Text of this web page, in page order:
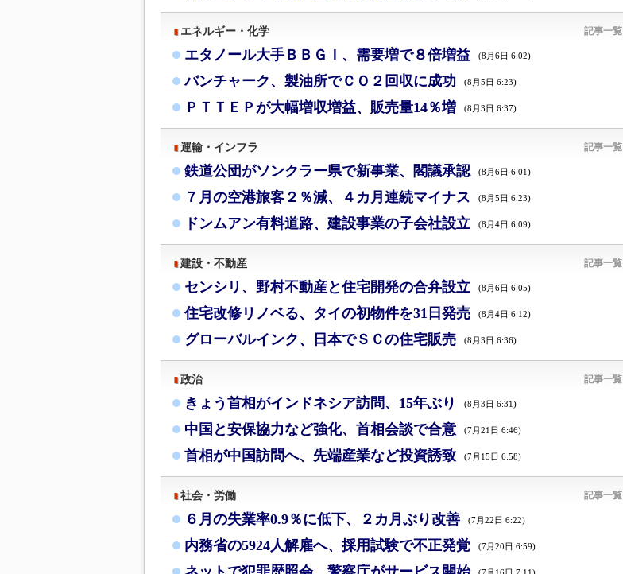
エネルギー・化学 記事一覧
エタノール大手ＢＢＧＩ、需要増で８倍増益 (8月6日 6:02)
バンチャーク、製油所でＣＯ２回収に成功 (8月5日 6:23)
ＰＴＴＥＰが大幅増収増益、販売量14％増 (8月3日 6:37)
運輸・インフラ 記事一覧
鉄道公団がソンクラー県で新事業、閣議承認 (8月6日 6:01)
７月の空港旅客２％減、４カ月連続マイナス (8月5日 6:23)
ドンムアン有料道路、建設事業の子会社設立 (8月4日 6:09)
建設・不動産 記事一覧
センシリ、野村不動産と住宅開発の合弁設立 (8月6日 6:05)
住宅改修リノベる、タイの初物件を31日発売 (8月4日 6:12)
グローバルインク、日本でＳＣの住宅販売 (8月3日 6:36)
政治 記事一覧
きょう首相がインドネシア訪問、15年ぶり (8月3日 6:31)
中国と安保協力など強化、首相会談で合意 (7月21日 6:46)
首相が中国訪問へ、先端産業など投資誘致 (7月15日 6:58)
社会・労働 記事一覧
６月の失業率0.9％に低下、２カ月ぶり改善 (7月22日 6:22)
内務省の5924人解雇へ、採用試験で不正発覚 (7月20日 6:59)